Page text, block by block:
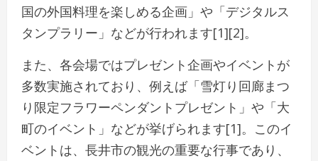
国の外国料理を楽しめる企画」や「デジタルス
タンプラリー」などが行われます[1][2]。
また、各会場ではプレゼント企画やイベントが
多数実施されており、例えば「雪灯り回廊まつ
り限定フラワーペンダントプレゼント」や「大
町のイベント」などが挙げられます[1]。このイ
ベントは、長井市の観光の重要な行事であり、